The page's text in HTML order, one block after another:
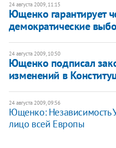
24 августа 2009, 11:15
Ющенко гарантирует
демократические
24 августа 2009, 10:50
Ющенко подписал
изменений в
24 августа 2009, 09:56
Ющенко: Независимость
лицо всей Европы